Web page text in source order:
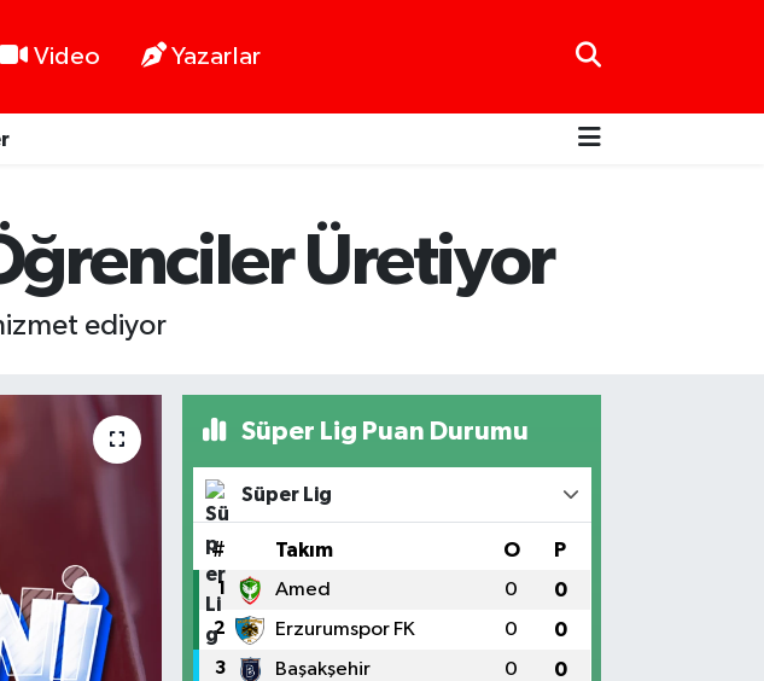
Video Yazarlar
Üretiyor
ediyor
Süper Lig Puan Durumu
Süper Lig
# Takım O P
1 Amed 0 0
2 Erzurumspor FK 0 0
3 Başakşehir 0 0